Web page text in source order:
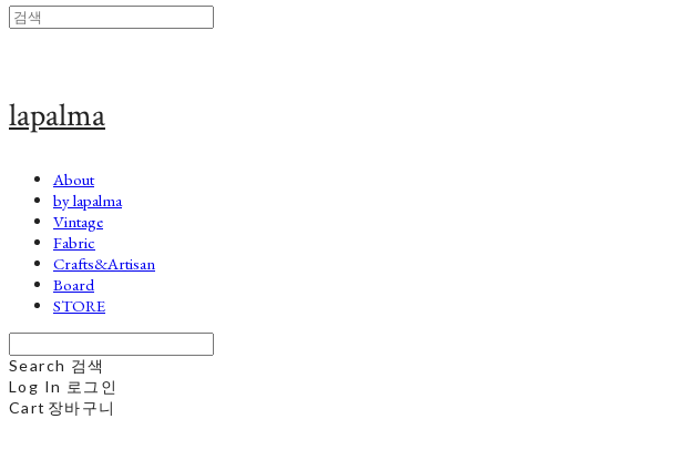
lapalma
About
by lapalma
Vintage
Fabric
Crafts&Artisan
Board
STORE
Search 검색
Log In 로그인
Cart 장바구니